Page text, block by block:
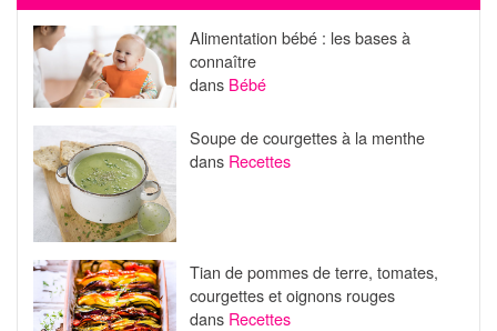
Alimentation bébé : les bases à
connaître
dans Bébé
Soupe de courgettes à la menthe
dans Recettes
Tian de pommes de terre, tomates,
courgettes et oignons rouges
dans Recettes